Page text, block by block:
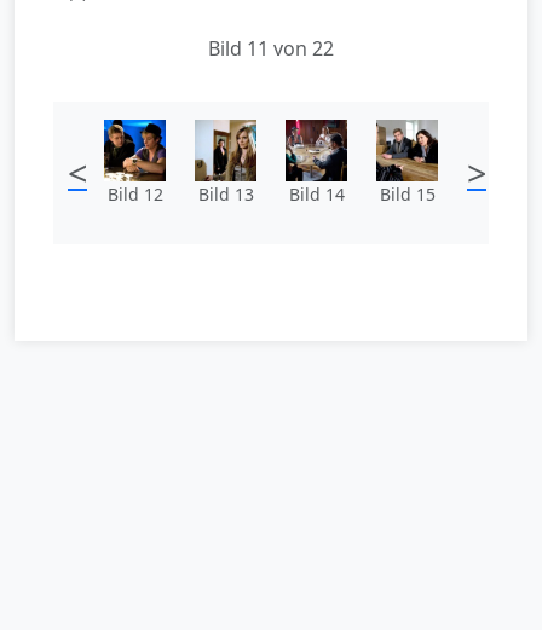
Bild 11 von 22
< Bild 12 Bild 13 Bild 14 Bild 15 >